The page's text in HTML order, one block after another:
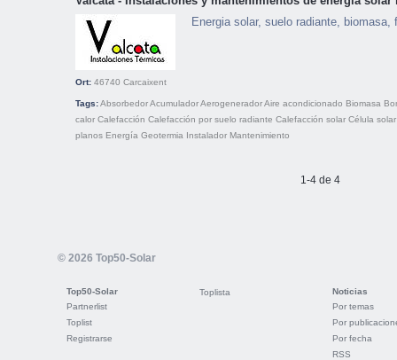
Energia solar, suelo radiante,
Ort: 46740 Carcaixent
Tags:AbsorbedorAcumuladorAerogeneradorAire acondicionado Biomasa
calor Calefacción Calefacción por suelo radiante Calefacción solar Célula solar
planos Energía Geotermia Instalador Mantenimiento
1-4 de 4
© 2026 Top50-Solar
Top50-Solar
Partnerlist
Toplist
Registrarse
Toplista
Noticias
Por temas
Por
Por fecha
RSS